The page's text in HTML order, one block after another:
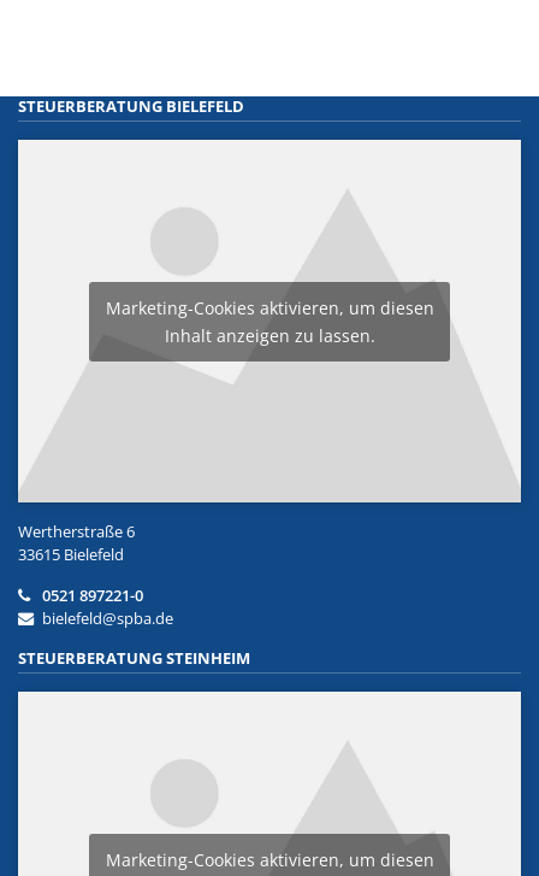
STEUERBERATUNG BIELEFELD
Marketing-Cookies aktivieren, um diesen
Inhalt anzeigen zu lassen.
Wertherstraße 6
33615 Bielefeld
0521 897221-0
bielefeld@spba.de
STEUERBERATUNG STEINHEIM
Marketing-Cookies aktivieren, um diesen